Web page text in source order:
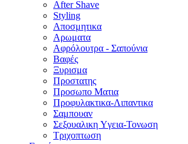
After Shave
Styling
Αποσμητικα
Αρωματα
Αφρόλουτρα - Σαπούνια
Βαφές
Ξυρισμα
Προστατης
Προσωπο Ματια
Προφυλακτικα-Λιπαντικα
Σαμπουαν
Σεξουαλικη Yγεια-Τονωση
Τριχοπτωση